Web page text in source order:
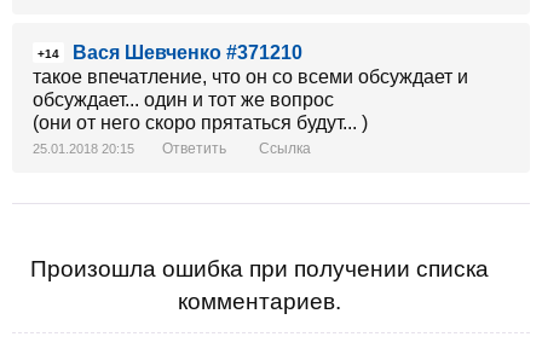
+14
Вася Шевченко #371210
такое впечатление, что он со всеми обсуждает и
обсуждает... один и тот же вопрос
(они от него скоро прятаться будут... )
25.01.2018 20:15 Ответить Ссылка
Произошла ошибка при получении списка
комментариев.